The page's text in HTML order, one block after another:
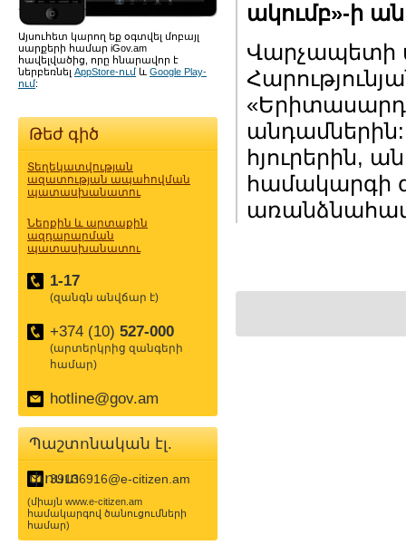
Այսուհետ կարող եք օգտվել մոբայլ
սարքերի համար iGov.am
հավելվածից, որը հնարավոր է
ներբեռնել AppStore-ում և Google Play-
ում:
Թեժ գիծ
Տեղեկատվության
ազատության ապահովման
պատասխանատու
Ներքին և արտաքին
ազդարարման
պատասխանատու
1-17
(զանգն անվճար է)
+374 (10) 527-000
(արտերկրից զանգերի
համար)
hotline@gov.am
Պաշտոնական էլ.
փոստ
39136916@e-citizen.am
(միայն www.e-citizen.am
համակարգով ծանուցումների
համար)
ակումբ»-ի
Վարչապետի
անդամներին:
հյուրերին,
համակարգի